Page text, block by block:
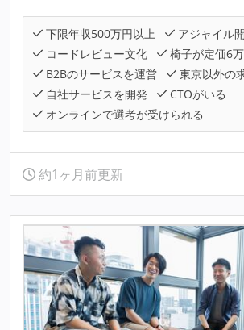
下限年収500万円以上
アジャイル
コードレビュー文化
椅子が定価6
B2Bのサービスを運営
東京以外の
自社サービスを開発
CTOがいる
オンラインで選考が受けられる
約1ヶ月前更新